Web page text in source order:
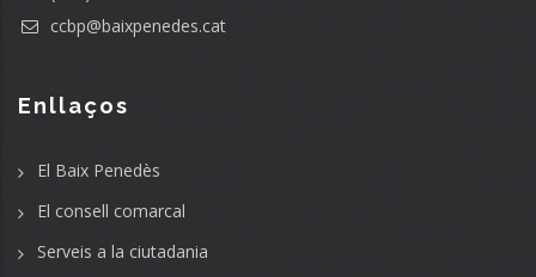
ccbp@baixpenedes.cat
Enllaços
El Baix Penedès
El consell comarcal
Serveis a la ciutadania